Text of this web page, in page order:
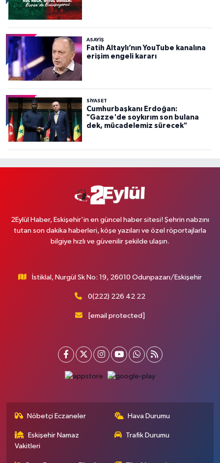
ASAYİŞ
Fatih Altaylı’nın YouTube kanalına
erişim engeli kararı
SİYASET
Cumhurbaşkanı Erdoğan:
"Gazze'de soykırım son bulana
dek, mücadelemiz sürecek"
2Eylül Haber, Eskişehir’in en güncel haber sitesi! Şehrin nabzını
tutan son dakika haberleri, köşe yazıları ve özel röportajlarla
bilgiye hızlı ve güvenilir şekilde ulaşın.
İstiklal, Nurgül Sk No: 19, 26010 Odunpazarı/Eskişehir
0(222) 226 42 22
[email protected]
Nöbetçi Eczaneler Hava Durumu
Eskişehir Namaz
Vakitleri
Trafik Durumu